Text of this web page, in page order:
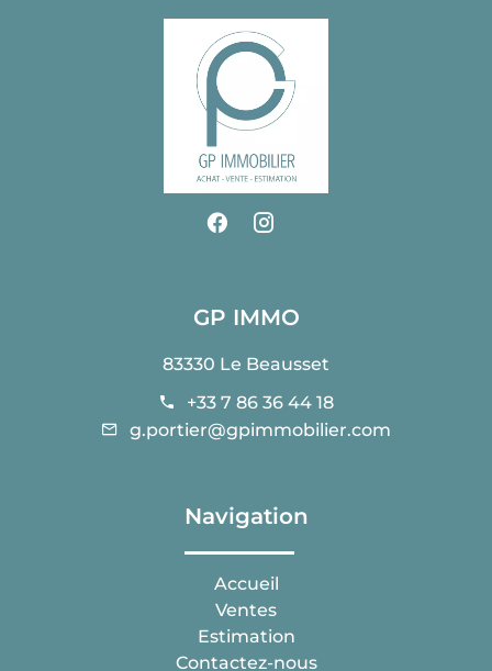
GP IMMO
83330 Le Beausset
+33 7 86 36 44 18
g.portier@gpimmobilier.com
Navigation
Accueil
Ventes
Estimation
Contactez-nous